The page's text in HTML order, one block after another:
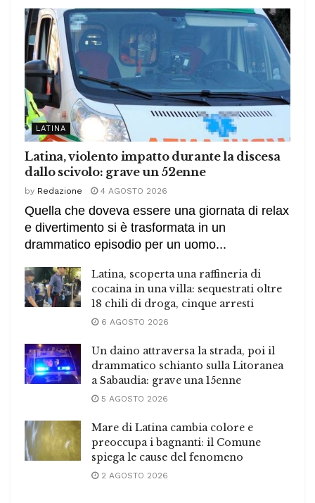
LATINA
Latina, violento impatto durante la discesa
dallo scivolo: grave un 52enne
by Redazione 4 AGOSTO 2026
Quella che doveva essere una giornata di relax
e divertimento si è trasformata in un
drammatico episodio per un uomo...
Latina, scoperta una raffineria di
cocaina in una villa: sequestrati oltre
18 chili di droga, cinque arresti
6 AGOSTO 2026
Un daino attraversa la strada, poi il
drammatico schianto sulla Litoranea
a Sabaudia: grave una 15enne
5 AGOSTO 2026
Mare di Latina cambia colore e
preoccupa i bagnanti: il Comune
spiega le cause del fenomeno
2 AGOSTO 2026